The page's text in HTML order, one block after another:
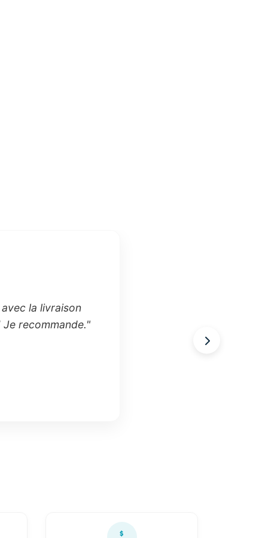
la livraison
recommande."